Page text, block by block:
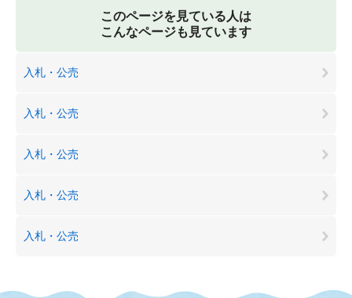
このページを見ている人は
こんなページも見ています
入札・公売
入札・公売
入札・公売
入札・公売
入札・公売